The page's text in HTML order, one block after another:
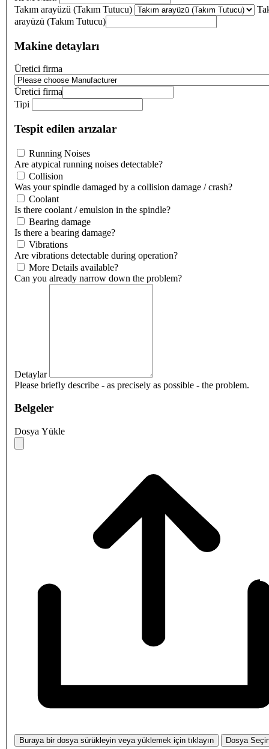
Takım arayüzü (Takım Tutucu)
arayüzü (Takım Tutucu)
Makine detayları
Üretici firma
Üretici firma
Tipi
Tespit edilen arızalar
Running Noises
Are atypical running noises detectable?
Collision
Was your spindle damaged by a collision damage / crash?
Coolant
Is there coolant / emulsion in the spindle?
Bearing damage
Is there a bearing damage?
Vibrations
Are vibrations detectable during operation?
More Details available?
Can you already narrow down the problem?
Detaylar
Please briefly describe - as precisely as possible - the problem.
Belgeler
Dosya Yükle
Buraya bir dosya sürükleyin veya yüklemek için tıklayın Dosya